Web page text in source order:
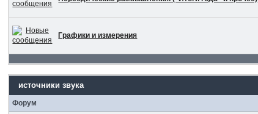
Графики и измерения
источники звука
Форум